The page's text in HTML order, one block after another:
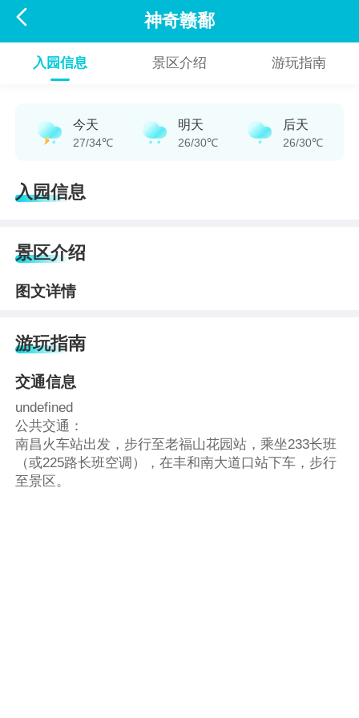
 神奇赣鄱
入园信息 景区介绍 游玩指南
今天
27/34℃
明天
26/30℃
后天
26/30℃
入园信息
景区介绍
图文详情
游玩指南
交通信息
undefined
公共交通：
南昌火车站出发，步行至老福山花园站，乘坐233长班
（或225路长班空调），在丰和南大道口站下车，步行
至景区。